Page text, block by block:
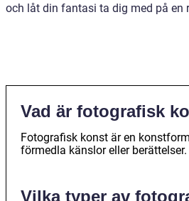
och låt din fantasi ta dig med på en
Vad är fotografisk
Fotografisk konst är en
förmedla känslor eller berättelser.
Vilka typer av